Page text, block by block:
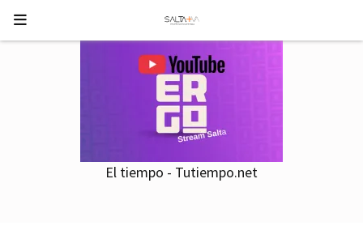
El tiempo - Tutiempo.net